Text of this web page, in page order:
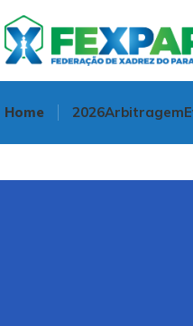
Home 2026Arbitragem